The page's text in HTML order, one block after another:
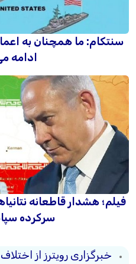
سنتکام: ما همچنان به
ادامه
فیلم؛ هشدار قاطعانه
سرکرده
خبرگزاری رویترز از